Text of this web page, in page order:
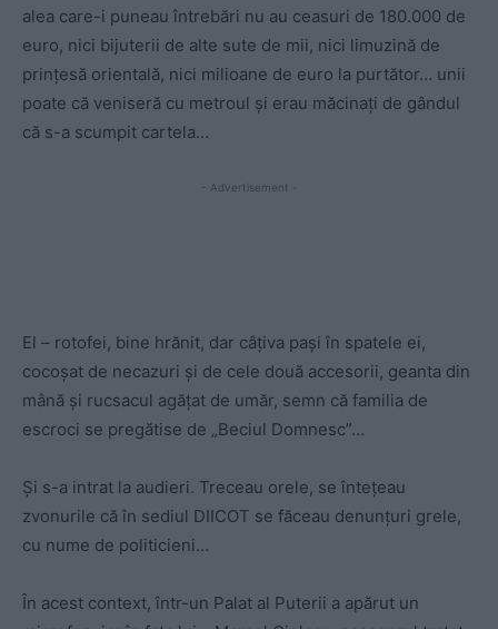
alea care-i puneau întrebări nu au ceasuri de 180.000 de
euro, nici bijuterii de alte sute de mii, nici limuzină de
prințesă orientală, nici milioane de euro la purtător… unii
poate că veniseră cu metroul și erau măcinați de gândul
că s-a scumpit cartela…
- Advertisement -
El – rotofei, bine hrănit, dar câțiva pași în spatele ei,
cocoșat de necazuri și de cele două accesorii, geanta din
mână și rucsacul agățat de umăr, semn că familia de
escroci se pregătise de „Beciul Domnesc”…
Și s-a intrat la audieri. Treceau orele, se întețeau
zvonurile că în sediul DIICOT se făceau denunțuri grele,
cu nume de politicieni…
În acest context, într-un Palat al Puterii a apărut un